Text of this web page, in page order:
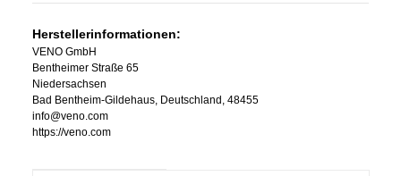
Herstellerinformationen:
VENO GmbH
Bentheimer Straße 65
Niedersachsen
Bad Bentheim-Gildehaus, Deutschland, 48455
info@veno.com
https://veno.com